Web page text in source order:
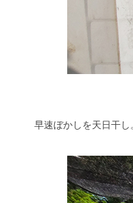
早速ぼかしを天日干し